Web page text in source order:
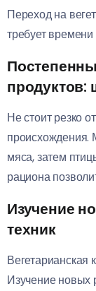
Переход на
требует
продуктов:
Не стоит резко
происхождения.
мяса, затем
рациона
Изучение
техник
Вегетарианская
Изучение новых